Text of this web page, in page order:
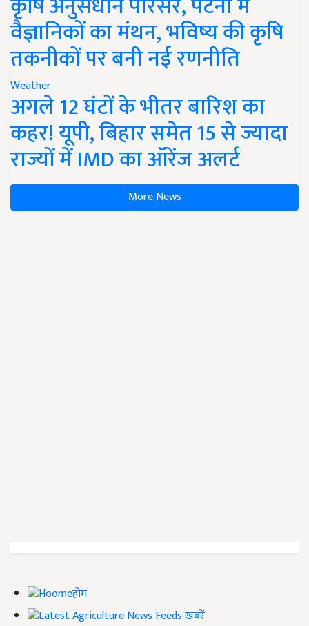
वैज्ञानिकों का मंथन, भविष्य की कृषि
तकनीकों पर बनी नई रणनीति
Weather
अगले 12 घंटों के भीतर बारिश का
कहर! यूपी, बिहार समेत 15 से ज्यादा
राज्यों में IMD का ऑरेंज अलर्ट
More News
होम
ख़बरें